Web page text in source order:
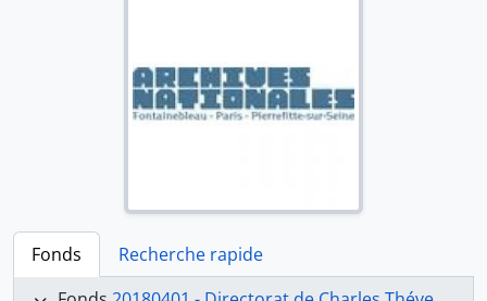
Fonds
Recherche rapide